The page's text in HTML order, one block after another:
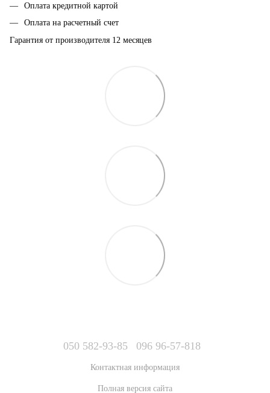
Оплата кредитной картой
Оплата на расчетный счет
Гарантия от производителя 12 месяцев
050 582-93-85 096 96-57-818
Контактная информация
Полная версия сайта